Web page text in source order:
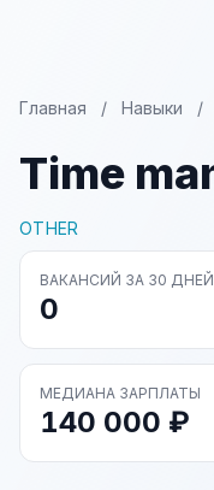
Главная / Навыки /
Time
OTHER
ВАКАНСИЙ ЗА 30 ДНЕЙ
0
МЕДИАНА ЗАРПЛАТЫ
140 000 ₽